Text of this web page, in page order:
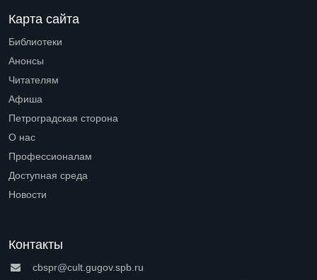
Карта сайта
Библиотеки
Анонсы
Читателям
Афиша
Петроградская сторона
О нас
Профессионалам
Доступная среда
Новости
Контакты
cbspr@cult.gugov.spb.ru